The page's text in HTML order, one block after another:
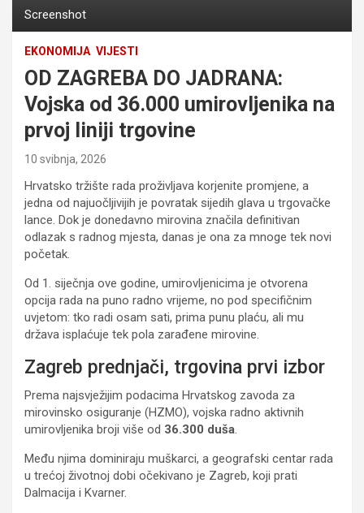
Screenshot
EKONOMIJA VIJESTI
OD ZAGREBA DO JADRANA:
Vojska od 36.000 umirovljenika na
prvoj liniji trgovine
10 svibnja, 2026
Hrvatsko tržište rada proživljava korjenite promjene, a
jedna od najuočljivijih je povratak sijedih glava u trgovačke
lance. Dok je donedavno mirovina značila definitivan
odlazak s radnog mjesta, danas je ona za mnoge tek novi
početak.
Od 1. siječnja ove godine, umirovljenicima je otvorena
opcija rada na puno radno vrijeme, no pod specifičnim
uvjetom: tko radi osam sati, prima punu plaću, ali mu
država isplaćuje tek pola zarađene mirovine.
Zagreb prednjači, trgovina prvi izbor
Prema najsvježijim podacima Hrvatskog zavoda za
mirovinsko osiguranje (HZMO), vojska radno aktivnih
umirovljenika broji više od 36.300 duša.
Među njima dominiraju muškarci, a geografski centar rada
u trećoj životnoj dobi očekivano je Zagreb, koji prati
Dalmacija i Kvarner.